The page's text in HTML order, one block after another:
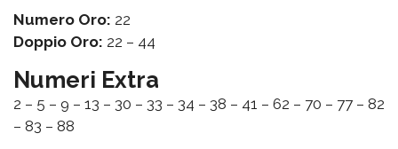
Numero Oro: 22
Doppio Oro: 22 – 44
Numeri Extra
2 – 5 – 9 – 13 – 30 – 33 – 34 – 38 – 41 – 62 – 70 – 77 – 82
– 83 – 88